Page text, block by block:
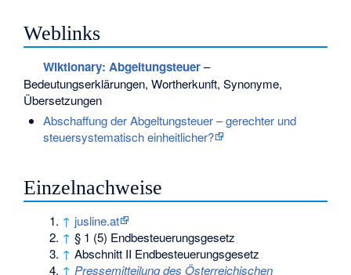
Weblinks
Wiktionary: Abgeltungsteuer–
Bedeutungserklärungen, Wortherkunft, Synonyme,
Übersetzungen
Abschaffung der Abgeltungsteuer – gerechter und
steuersystematisch einheitlicher?
Einzelnachweise
↑ jusline.at
↑ § 1 (5) Endbesteuerungsgesetz
↑ Abschnitt II Endbesteuerungsgesetz
↑ Pressemitteilung des Österreichischen